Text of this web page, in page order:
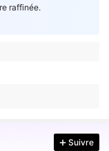
raffinée.
Suivre